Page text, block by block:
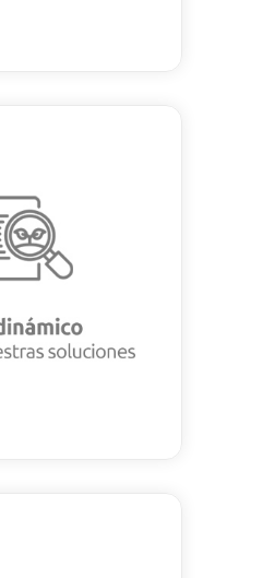
Base de
soluciones
Instituciones
a nuestras